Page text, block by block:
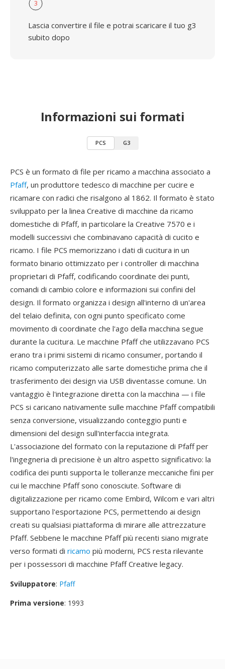
3
Lascia convertire il file e potrai scaricare il tuo g3
subito dopo
Informazioni sui formati
PCS G3
PCS è un formato di file per ricamo a macchina associato a
Pfaff, un produttore tedesco di macchine per cucire e
ricamare con radici che risalgono al 1862. Il formato è stato
sviluppato per la linea Creative di macchine da ricamo
domestiche di Pfaff, in particolare la Creative 7570 e i
modelli successivi che combinavano capacità di cucito e
ricamo. I file PCS memorizzano i dati di cucitura in un
formato binario ottimizzato per i controller di macchina
proprietari di Pfaff, codificando coordinate dei punti,
comandi di cambio colore e informazioni sui confini del
design. Il formato organizza i design all'interno di un'area
del telaio definita, con ogni punto specificato come
movimento di coordinate che l'ago della macchina segue
durante la cucitura. Le macchine Pfaff che utilizzavano PCS
erano tra i primi sistemi di ricamo consumer, portando il
ricamo computerizzato alle sarte domestiche prima che il
trasferimento dei design via USB diventasse comune. Un
vantaggio è l'integrazione diretta con la macchina — i file
PCS si caricano nativamente sulle macchine Pfaff compatibili
senza conversione, visualizzando conteggio punti e
dimensioni del design sull'interfaccia integrata.
L'associazione del formato con la reputazione di Pfaff per
l'ingegneria di precisione è un altro aspetto significativo: la
codifica dei punti supporta le tolleranze meccaniche fini per
cui le macchine Pfaff sono conosciute. Software di
digitalizzazione per ricamo come Embird, Wilcom e vari altri
supportano l'esportazione PCS, permettendo ai design
creati su qualsiasi piattaforma di mirare alle attrezzature
Pfaff. Sebbene le macchine Pfaff più recenti siano migrate
verso formati di ricamo più moderni, PCS resta rilevante
per i possessori di macchine Pfaff Creative legacy.
Sviluppatore: Pfaff
Prima versione: 1993